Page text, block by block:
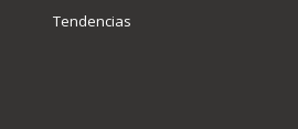
Tendencias